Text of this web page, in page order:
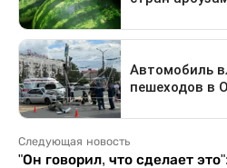
Следующая новость
"Он говорил, что сделает